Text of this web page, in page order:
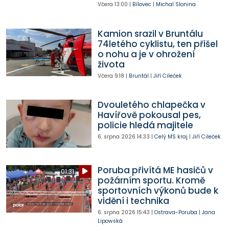
Včera 13:00 | Bílovec| Michal Slonina
Kamion srazil v Bruntálu
74letého cyklistu, ten přišel
o nohu a je v ohrožení
života
Včera 9:18 | Bruntál | Jiří Cileček
Dvouletého chlapečka v
Havířově pokousal pes,
policie hledá majitele
6. srpna 2026 14:33 | Celý MS kraj | Jiří Cileček
01:31
Poruba přivítá ME hasičů v
požárním sportu. Kromě
sportovních výkonů bude k
vidění i technika
6. srpna 2026 15:43 | Ostrava-Poruba | Jana
Lipowská